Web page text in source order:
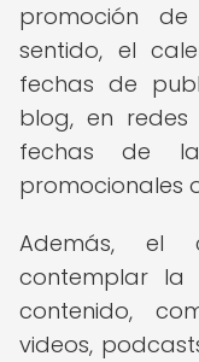
promoción
sentido, el
fechas de
blog, en
fechas de
promocionales
Además, el
contemplar la
contenido,
videos,